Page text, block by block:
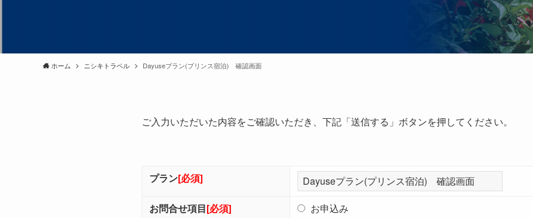
ホーム ニシキトラベル Dayuseプラン(プリンス宿泊) 確認画面
ご入力いただいた内容をご確認いただき、下記「送信する」ボタンを押してください。
プラン[必須]
お問合せ項目[必須]
お申込み